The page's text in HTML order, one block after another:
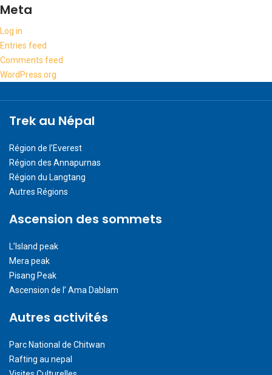
Meta
Log in
Entries feed
Comments feed
WordPress.org
Trek au Népal
Région de l’Everest
Région des Annapurnas
Région du Langtang
Autres Régions
Ascension des sommets
L’Island peak
Mera peak
Pisang Peak
Ascension de l’ Ama Dablam
Autres activités
Parc National de Chitwan
Rafting au nepal